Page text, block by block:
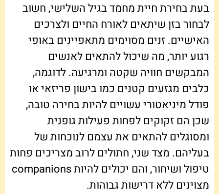
בעת בחירת חיית מחמד בגיל השלישי, חשוב
לבחור בזן שיתאים לאורח החיים ולצרכים
האישיים. זנים מסוימים מתאפיינים באופי
רגוע יותר, מה שיכול להתאים לאנשים
המבקשים חוויה שקטה ומרגיעה. לדוגמה,
כלבים מגזעים קטנים כמו בישון פריזאי או
פודל מיניאטורי עשויים להיות בחירה טובה,
שכן הם זקוקים לפחות פעילות גופנית
ומסוגלים להתאים את עצמם לנוכחות של
בעליהם. מצד שני, חתולים לרוב מצריכים פחות
טיפול ושיחור, והם יכולים להיות companions
מצוינים ללא דרישות גבוהות.